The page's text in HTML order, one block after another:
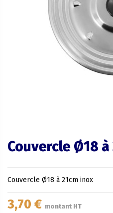
Couvercle Ø18 à
Couvercle Ø18 à 21cm inox
3,70 € montant HT